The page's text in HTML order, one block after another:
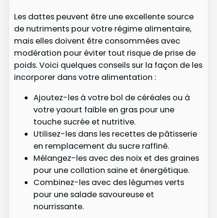
Les dattes peuvent être une excellente source
de nutriments pour votre régime alimentaire,
mais elles doivent être consommées avec
modération pour éviter tout risque de prise de
poids. Voici quelques conseils sur la façon de les
incorporer dans votre alimentation :
Ajoutez-les à votre bol de céréales ou à
votre yaourt faible en gras pour une
touche sucrée et nutritive.
Utilisez-les dans les recettes de pâtisserie
en remplacement du sucre raffiné.
Mélangez-les avec des noix et des graines
pour une collation saine et énergétique.
Combinez-les avec des légumes verts
pour une salade savoureuse et
nourrissante.